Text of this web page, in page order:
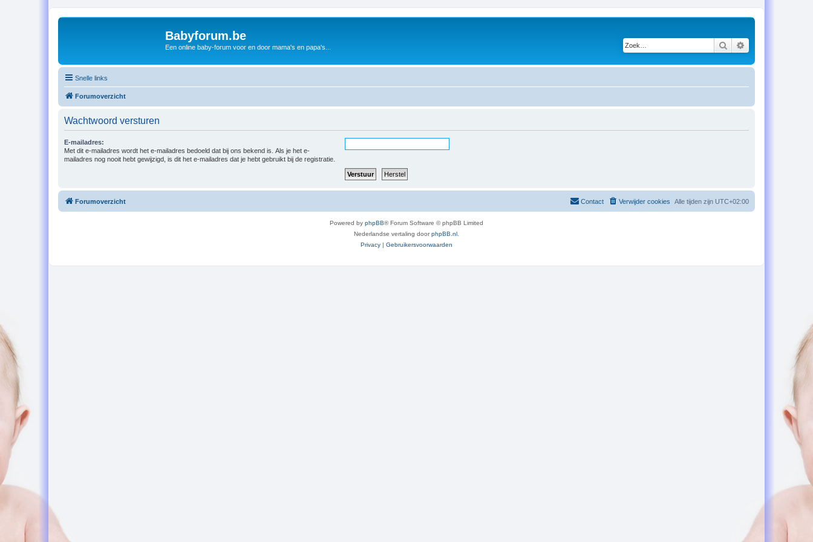
Babyforum.be
Een online baby-forum voor en door mama's en papa's... Zoek
Snelle links
Forumoverzicht
Wachtwoord versturen
E-mailadres:
Met dit e-mailadres wordt het e-mailadres bedoeld dat bij ons bekend is. Als je het e-
mailadres nog nooit hebt gewijzigd, is dit het e-mailadres dat je hebt gebruikt bij de registratie.
Forumoverzicht Alle tijden zijn UTC+02:00
Verwijder cookies
Contact
Powered by phpBB® Forum Software © phpBB Limited
Nederlandse vertaling doorphpBB.nl
Privacy | Gebruikersvoorwaarden